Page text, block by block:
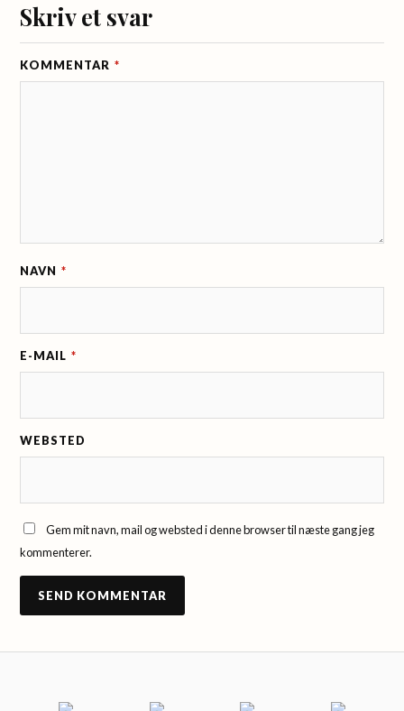
Skriv et svar
KOMMENTAR *
NAVN *
E-MAIL *
WEBSTED
Gem mit navn, mail og websted i denne browser til næste gang jeg
kommenterer.